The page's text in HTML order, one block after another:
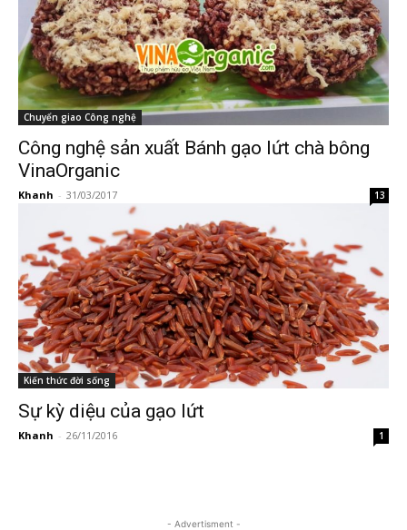
Chuyển giao Công nghệ
Công nghệ sản xuất Bánh gạo lứt chà bông
VinaOrganic
Khanh - 31/03/2017 13
Kiến thức đời sống
Sự kỳ diệu của gạo lứt
Khanh - 26/11/2016 1
- Advertisment -